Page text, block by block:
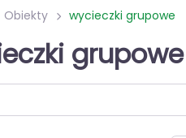
Obiekty wycieczki grupowe
grupowe